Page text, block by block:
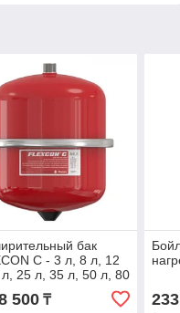
бак
C - 3 л, 8 л, 12
25 л, 35 л, 50 л, 80
500₸